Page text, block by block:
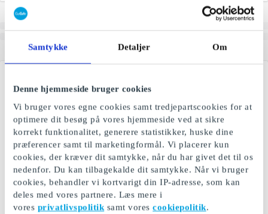
Samtykke Detaljer Om
Denne hjemmeside bruger cookies
Vi bruger vores egne cookies samt tredjepartscookies for at
optimere dit besøg på vores hjemmeside ved at sikre
korrekt funktionalitet, generere statistikker, huske dine
præferencer samt til marketingformål. Vi placerer kun
cookies, der kræver dit samtykke, når du har givet det til os
nedenfor. Du kan tilbagekalde dit samtykke. Når vi bruger
cookies, behandler vi kortvarigt din IP-adresse, som kan
deles med vores partnere. Læs mere i
vores privatlivspolitik samt vorescookiepolitik.